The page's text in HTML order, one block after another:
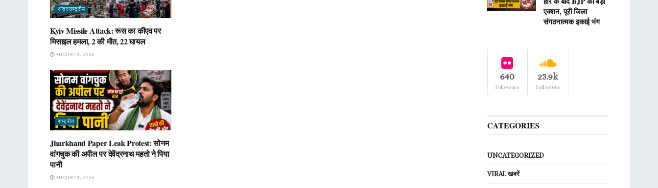
अंतरराष्ट्रीय
Kyiv Missile Attack: रूस का कीएव पर
मिसाइल हमला, 2 की मौत, 22 घायल
AUGUST 5, 2026
राष्ट्रीय
Jharkhand Paper Leak Protest: सोनम
वांगचुक की अपील पर देवेंद्रनाथ महतो ने पिया
पानी
AUGUST 5, 2026
एक्शन, पूरी जिला
संगठनात्मक इकाई भंग
640
Followers
23.9k
Followers
CATEGORIES
UNCATEGORIZED
VIRAL खबरें